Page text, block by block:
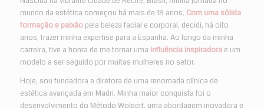
mundo da estética começou há mais de 18 anos. Com uma sólida
formação e paixãopela beleza facial e corporal, decidi, há oito
anos, trazer minha expertise para a Espanha. Ao longo da minha
carreira, tive a honra de me tornar uma influência inspiradorae um
modelo a ser seguido por muitas mulheres no setor.
Hoje, sou fundadora e diretora de uma renomada clínica de
estética avançada em Madri. Minha maior conquista foi o
desenvolvimento do Método Wolpert, uma abordagem inovadora e